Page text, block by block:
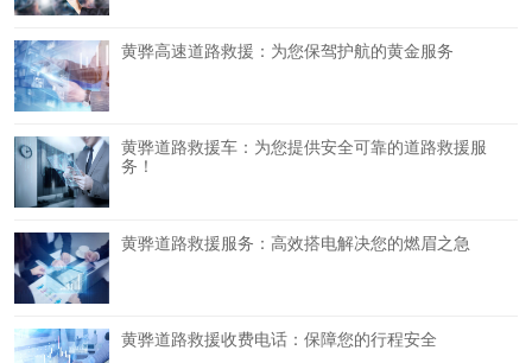
黄骅高速道路救援：为您保驾护航的黄金服务
黄骅道路救援车：为您提供安全可靠的道路救援服
务！
黄骅道路救援服务：高效搭电解决您的燃眉之急
黄骅道路救援收费电话：保障您的行程安全